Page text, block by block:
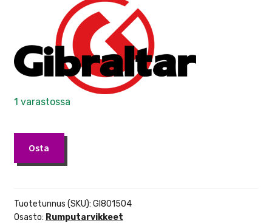
1 varastossa
5711DB
Osta
Tuotetunnus (SKU): GI801504
Osasto: Rumputarvikkeet